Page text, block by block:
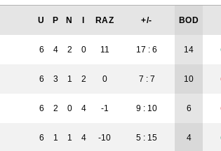
U P N RAZ +/- BOD
6 4 2 0 11 17 : 6 14
6 3 1 2 0 7 : 7 10
6 2 0 4 -1 9 : 10 6
6 1 1 4 -10 5 : 15 4